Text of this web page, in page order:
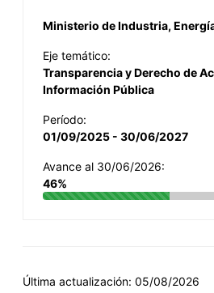
Ministerio de Industria,
Eje temático:
Transparencia y Derecho de
Información Pública
Período:
01/09/2025 - 30/06/2027
Avance al 30/06/2026:
46%
Última actualización: 05/08/2026